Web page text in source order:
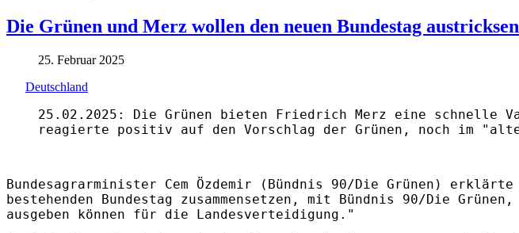
Die Grünen und Merz wollen den neuen Bundestag
25. Februar 2025
Deutschland
25.02.2025: Die Grünen bieten Friedrich Merz eine schnelle
reagierte positiv auf den Vorschlag der Grünen, noch im
Bundesagrarminister Cem Özdemir (Bündnis 90/Die Grünen)
bestehenden Bundestag zusammensetzen, mit Bündnis 90/Die
ausgeben können für die Landesverteidigung."